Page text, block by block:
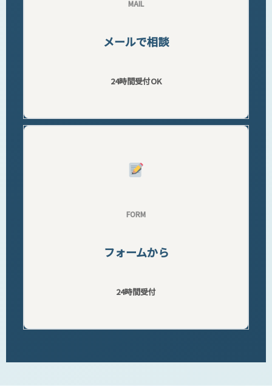
MAIL
メールで相談
24時間受付OK
FORM
フォームから
24時間受付